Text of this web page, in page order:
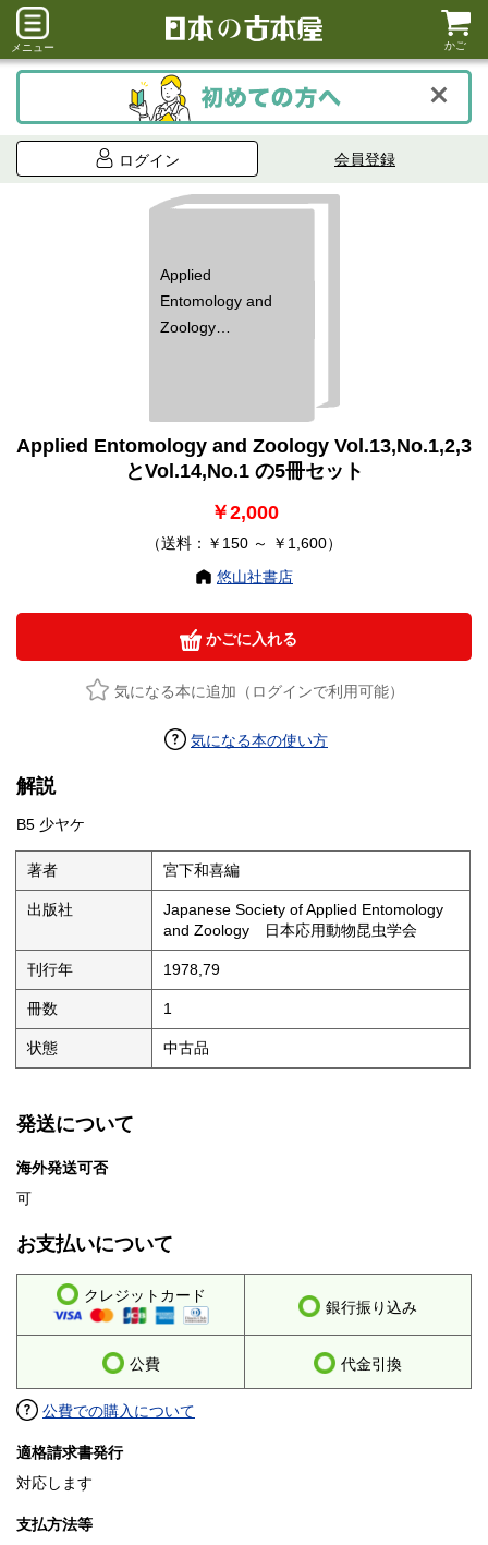
メニュー かご
ログイン 会員登録
Applied
Entomology and
Zoology
Applied Entomology and Zoology Vol.13,No.1,2,3
とVol.14,No.1 の5冊セット
￥2,000
（送料：￥150 ～ ￥1,600）
悠山社書店
かごに入れる
気になる本に追加（ログインで利用可能）
気になる本の使い方
解説
B5 少ヤケ
著者 宮下和喜編
出版社
Japanese Society of Applied Entomology
and Zoology 日本応用動物昆虫学会
刊行年 1978,79
冊数 1
状態 中古品
発送について
海外発送可否
可
お支払いについて
クレジットカード
銀行振り込み
公費 代金引換
公費での購入について
適格請求書発行
対応します
支払方法等